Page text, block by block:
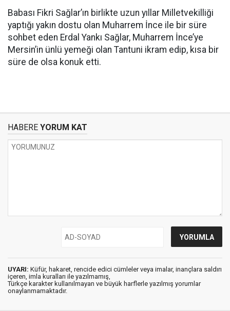
Babası Fikri Sağlar’ın birlikte uzun yıllar Milletvekilliği
yaptığı yakın dostu olan Muharrem İnce ile bir süre
sohbet eden Erdal Yankı Sağlar, Muharrem İnce’ye
Mersin’in ünlü yemeği olan Tantuni ikram edip, kısa bir
süre de olsa konuk etti.
HABERE YORUM KAT
UYARI: Küfür, hakaret, rencide edici cümleler veya imalar, inançlara saldırı
içeren, imla kuralları ile yazılmamış,
Türkçe karakter kullanılmayan ve büyük harflerle yazılmış yorumlar
onaylanmamaktadır.